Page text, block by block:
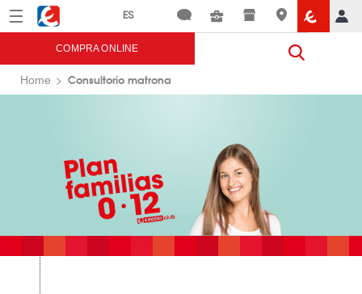
Menú Eroski
COMPRA ONLINE
Home Consultorio matrona